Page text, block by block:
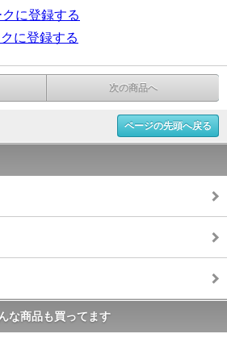
に登録する
に登録する
次の商品へ
ページの先頭へ戻る
な商品も買ってます